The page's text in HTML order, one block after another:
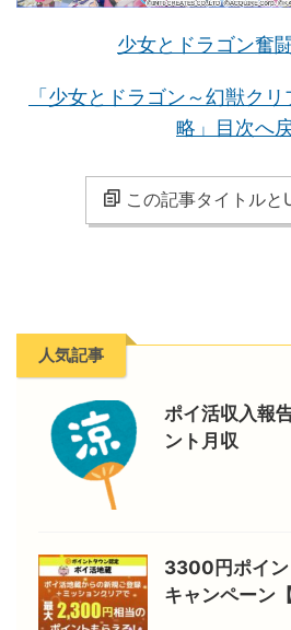
少女とドラゴン奮
「少女とドラゴン～幻獣ク
略」目次へ
この記事タイトルと
人気記事
ポイ活収入報
ント月収
3300円ポイン
キャンペーン